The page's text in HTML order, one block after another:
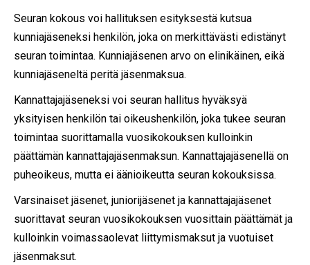
Seuran kokous voi hallituksen esityksestä kutsua
kunniajäseneksi henkilön, joka on merkittävästi edistänyt
seuran toimintaa. Kunniajäsenen arvo on elinikäinen, eikä
kunniajäseneltä peritä jäsenmaksua.
Kannattajajäseneksi voi seuran hallitus hyväksyä
yksityisen henkilön tai oikeushenkilön, joka tukee seuran
toimintaa suorittamalla vuosikokouksen kulloinkin
päättämän kannattajajäsenmaksun. Kannattajajäsenellä on
puheoikeus, mutta ei äänioikeutta seuran kokouksissa.
Varsinaiset jäsenet, juniorijäsenet ja kannattajajäsenet
suorittavat seuran vuosikokouksen vuosittain päättämät ja
kulloinkin voimassaolevat liittymismaksut ja vuotuiset
jäsenmaksut.